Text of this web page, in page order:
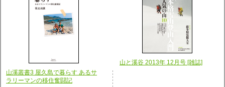
山溪叢書3 屋久島で暮らす あるサ
ラリーマンの移住奮闘記
山と溪谷 2013年 12月号 [雑誌]